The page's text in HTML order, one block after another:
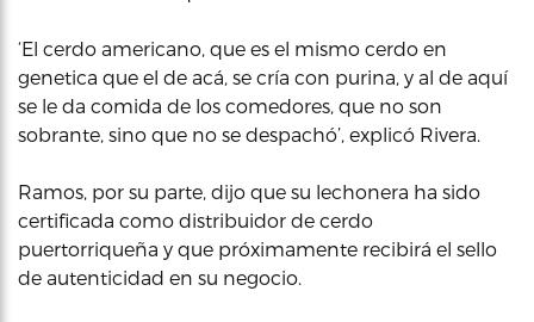
‘El cerdo americano, que es el mismo cerdo en
genetica que el de acá, se cría con purina, y al de aquí
se le da comida de los comedores, que no son
sobrante, sino que no se despachó’, explicó Rivera.
Ramos, por su parte, dijo que su lechonera ha sido
certificada como distribuidor de cerdo
puertorriqueña y que próximamente recibirá el sello
de autenticidad en su negocio.